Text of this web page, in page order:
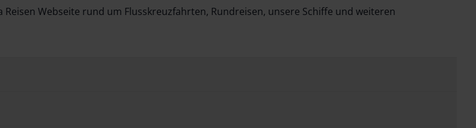
Webseite rund um Flusskreuzfahrten, Rundreisen, unsere Schiffe und weiteren